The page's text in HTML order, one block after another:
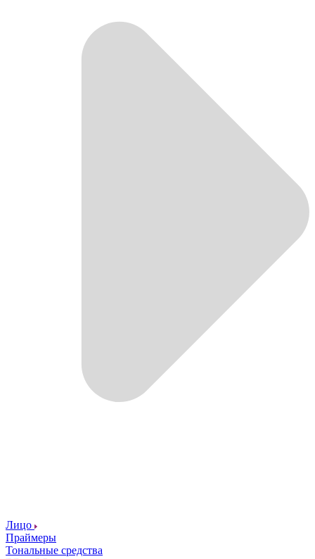
Лицо
Праймеры
Тональные средства